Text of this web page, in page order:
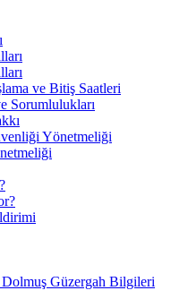
ve Bitiş Saatleri
Sorumlulukları
Yönetmeliği
Güzergah Bilgileri